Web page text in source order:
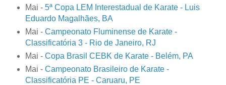
Mai - 5ª Copa LEM Interestadual de Karate - Luis
Eduardo Magalhães, BA
Mai - Campeonato Fluminense de Karate -
Classificatória 3 - Rio de Janeiro, RJ
Mai - Copa Brasil CEBK de Karate - Belém, PA
Mai - Campeonato Brasileiro de Karate -
Classificatória PE - Caruaru, PE